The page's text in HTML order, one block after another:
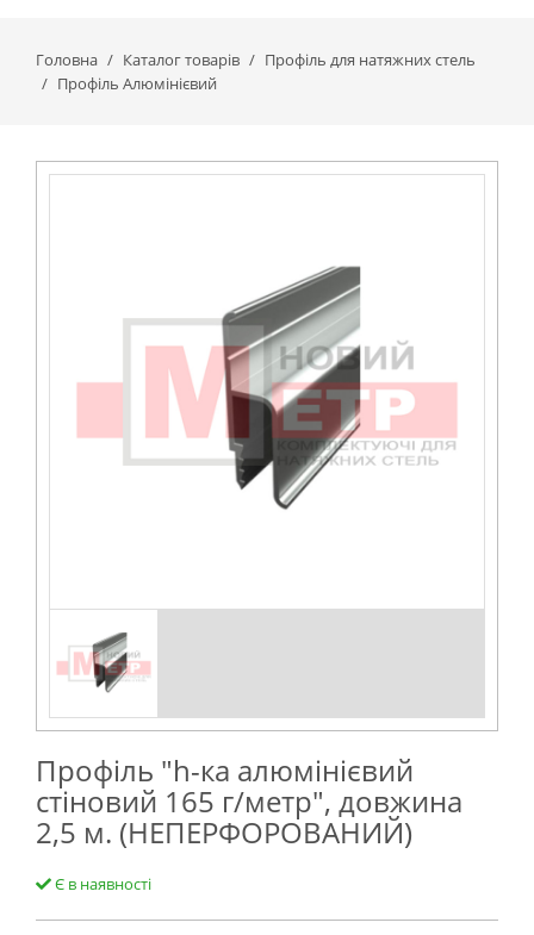
Головна Каталог товарів
Профіль для натяжних стель
Профіль Алюмінієвий
Профіль "h-ка алюмінієвий
стіновий 165 г/метр", довжина
2,5 м. (НЕПЕРФОРОВАНИЙ)
Є в наявності